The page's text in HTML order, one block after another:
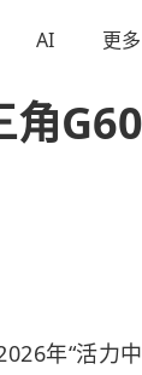
AI 更多
年“活力